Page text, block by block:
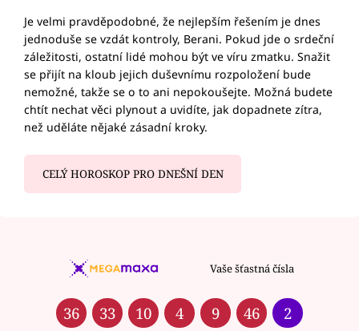
Je velmi pravděpodobné, že nejlepším řešením je dnes
jednoduše se vzdát kontroly, Berani. Pokud jde o srdeční
záležitosti, ostatní lidé mohou být ve víru zmatku. Snažit
se přijít na kloub jejich duševnímu rozpoložení bude
nemožné, takže se o to ani nepokoušejte. Možná budete
chtít nechat věci plynout a uvidíte, jak dopadnete zítra,
než uděláte nějaké zásadní kroky.
CELÝ HOROSKOP PRO DNEŠNÍ DEN
Vaše šťastná čísla
36 33 10 4 9 46 2